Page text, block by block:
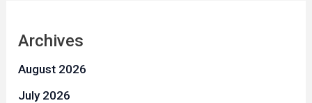
Archives
August 2026
July 2026